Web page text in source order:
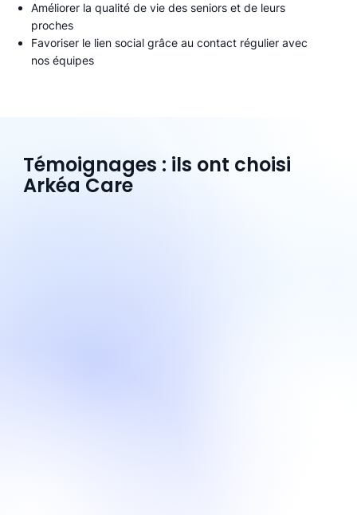
Améliorer la qualité de vie des seniors et de leurs
proches
Favoriser le lien social grâce au contact régulier avec
nos équipes
Témoignages : ils ont choisi
Arkéa Care